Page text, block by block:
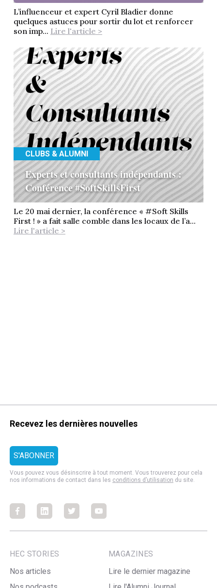
L’influenceur et expert Cyril Bladier donne
quelques astuces pour sortir du lot et renforcer
son imp... Lire l'article >
CLUBS & ALUMNI
Experts et consultants indépendants :
Conférence #SoftSkillsFirst
Le 20 mai dernier, la conférence « #Soft Skills
First ! » a fait salle comble dans les locaux de l’a...
Lire l'article >
Recevez les dernières nouvelles
Vous pouvez vous désinscrire à tout moment. Vous trouverez pour cela
nos informations de contact dans les conditions d’utilisation du site.
FacebookFacebookFacebookFacebook
HEC STORIES
Nos articles
MAGAZINES
Lire le dernier magazine